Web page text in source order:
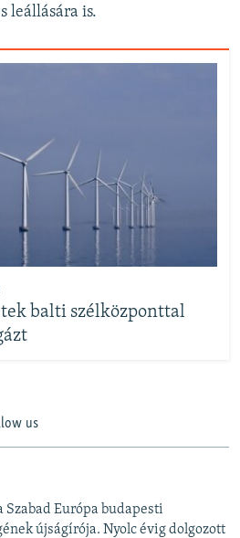
leállására is.
balti szélközponttal
us
Szabad Európa budapesti
újságírója. Nyolc évig dolgozott